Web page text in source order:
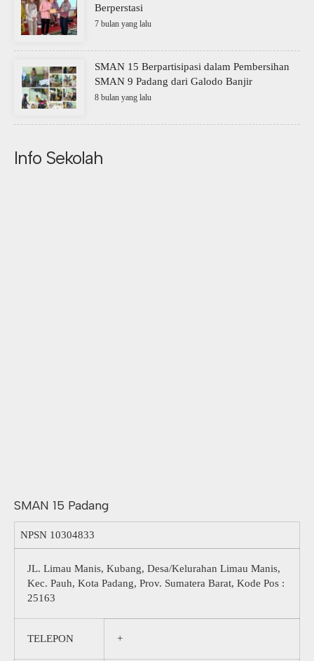
Berperstasi
7 bulan yang lalu
SMAN 15 Berpartisipasi dalam Pembersihan
SMAN 9 Padang dari Galodo Banjir
8 bulan yang lalu
Info Sekolah
SMAN 15 Padang
NPSN 10304833
JL. Limau Manis, Kubang, Desa/Kelurahan Limau Manis,
Kec. Pauh, Kota Padang, Prov. Sumatera Barat, Kode Pos :
25163
TELEPON +